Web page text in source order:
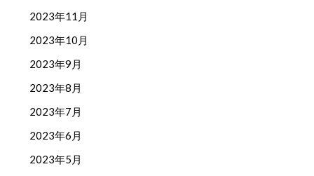
2023年11月
2023年10月
2023年9月
2023年8月
2023年7月
2023年6月
2023年5月